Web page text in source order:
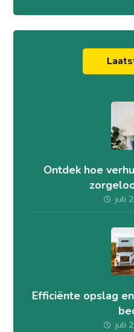
Ontdek hoe
juli
Efficiënte opslag
juli